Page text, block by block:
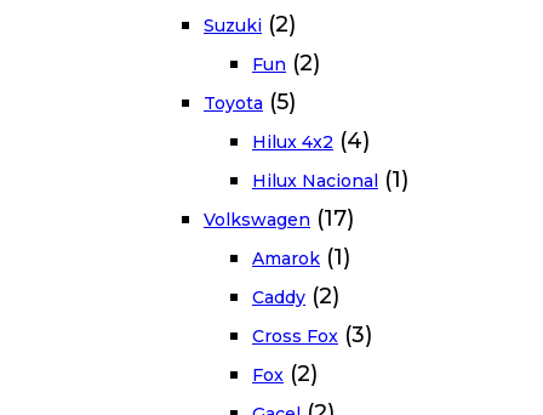
Suzuki (2)
Fun (2)
Toyota (5)
Hilux 4x2 (4)
Hilux Nacional (1)
Volkswagen (17)
Amarok (1)
Caddy (2)
Cross Fox (3)
Fox (2)